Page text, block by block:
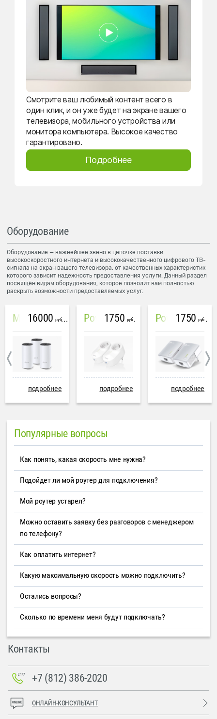
Смотрите ваш любимый контент всего в
один клик, и он уже будет на экране вашего
телевизора, мобильного устройства или
монитора компьютера. Высокое качество
гарантировано.
Подробнее
Оборудование
Оборудование — важнейшее звено в цепочке поставки
высокоскоростного интернета и высококачественного цифрового ТВ-
сигнала на экран вашего телевизора, от качественных характеристик
которого зависит надежность предоставления услуги. Данный раздел
посвящён видам оборудования, которое позволит вам полностью
раскрыть возможности предоставляемых услуг.
Mesh система TP-Link Deco M4 (3 устройства)
16000 руб
подробнее
PowerLine Tenda PH6
1750 руб
подробнее
PowerLine TP-Link AV600
1750 руб
подробнее
Популярные вопросы
Как понять, какая скорость мне нужна?
Подойдет ли мой роутер для подключения?
Мой роутер устарел?
Можно оставить заявку без разговоров с менеджером
по телефону?
Как оплатить интернет?
Какую максимальную скорость можно подключить?
Остались вопросы?
Сколько по времени меня будут подключать?
Контакты
+7 (812) 386-2020
ОНЛАЙН-КОНСУЛЬТАНТ